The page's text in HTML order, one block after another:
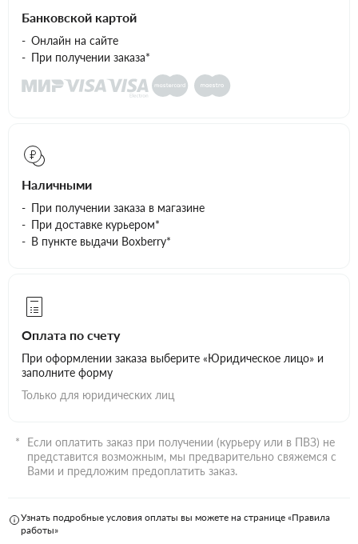
Банковской картой
Онлайн на сайте
При получении заказа*
Наличными
При получении заказа в магазине
При доставке курьером*
В пункте выдачи Boxberry*
Оплата по счету
При оформлении заказа выберите «Юридическое лицо» и
заполните форму
Только для юридических лиц
Если оплатить заказ при получении (курьеру или в ПВЗ) не
представится возможным, мы предварительно свяжемся с
Вами и предложим предоплатить заказ.
Узнать подробные условия оплаты вы можете на странице «Правила
работы»